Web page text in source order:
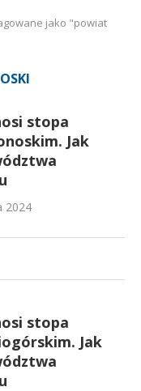
jako "powiat
stopa
Jak
2024
stopa
Jak